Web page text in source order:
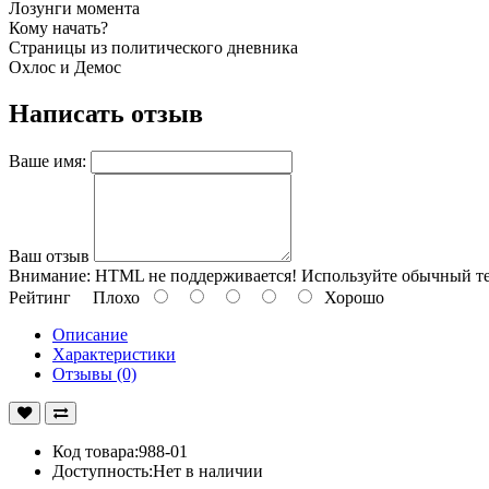
Лозунги момента
Кому начать?
Страницы из политического дневника
Охлос и Демос
Написать отзыв
Ваше имя:
Ваш отзыв
Внимание: HTML не поддерживается! Используйте обычный
Рейтинг Плохо
Хорошо
Описание
Характеристики
Отзывы (0)
Код товара:988-01
Доступность:Нет в наличии